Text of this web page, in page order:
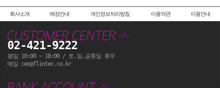
회사소개 매장안내 개인정보처리방침 이용약관 이용안내
02-421-9222
평일 10:00 ~ 18:00 / 토,일,공휴일 휴무
메일 ceo@flintec.co.kr